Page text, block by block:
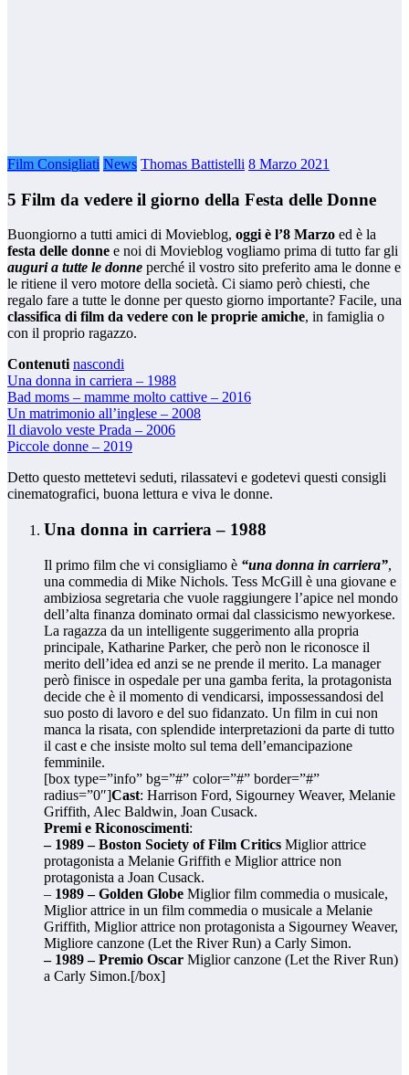
Film Consigliati News Thomas Battistelli 8 Marzo 2021
5 Film da vedere il giorno della Festa delle Donne
Buongiorno a tutti amici di Movieblog, oggi è l’8 Marzo ed è la
festa delle donne e noi di Movieblog vogliamo prima di tutto far gli
auguri a tutte le donne perché il vostro sito preferito ama le donne e
le ritiene il vero motore della società. Ci siamo però chiesti, che
regalo fare a tutte le donne per questo giorno importante? Facile, una
classifica di film da vedere con le proprie amiche, in famiglia o
con il proprio ragazzo.
Contenuti nascondi
Una donna in carriera – 1988
Bad moms – mamme molto cattive – 2016
Un matrimonio all’inglese – 2008
Il diavolo veste Prada – 2006
Piccole donne – 2019
Detto questo mettetevi seduti, rilassatevi e godetevi questi consigli
cinematografici, buona lettura e viva le donne.
Una donna in carriera – 1988
Il primo film che vi consigliamo è “una donna in carriera”,
una commedia di Mike Nichols. Tess McGill è una giovane e
ambiziosa segretaria che vuole raggiungere l’apice nel mondo
dell’alta finanza dominato ormai dal classicismo newyorkese.
La ragazza da un intelligente suggerimento alla propria
principale, Katharine Parker, che però non le riconosce il
merito dell’idea ed anzi se ne prende il merito. La manager
però finisce in ospedale per una gamba ferita, la protagonista
decide che è il momento di vendicarsi, impossessandosi del
suo posto di lavoro e del suo fidanzato. Un film in cui non
manca la risata, con splendide interpretazioni da parte di tutto
il cast e che insiste molto sul tema dell’emancipazione
femminile.
[box type=”info” bg=”#” color=”#” border=”#”
radius=”0″]Cast: Harrison Ford, Sigourney Weaver, Melanie
Griffith, Alec Baldwin, Joan Cusack.
Premi e Riconoscimenti:
– 1989 – Boston Society of Film Critics Miglior attrice
protagonista a Melanie Griffith e Miglior attrice non
protagonista a Joan Cusack.
– 1989 – Golden Globe Miglior film commedia o musicale,
Miglior attrice in un film commedia o musicale a Melanie
Griffith, Miglior attrice non protagonista a Sigourney Weaver,
Migliore canzone (Let the River Run) a Carly Simon.
– 1989 – Premio Oscar Miglior canzone (Let the River Run)
a Carly Simon.[/box]